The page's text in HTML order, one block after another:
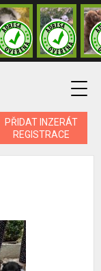
PŘIDAT INZERÁT
REGISTRACE